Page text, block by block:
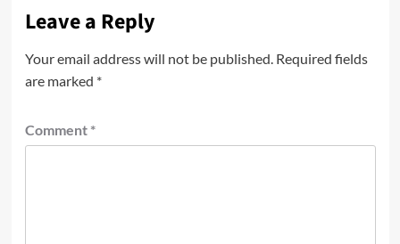
Leave a Reply
Your email address will not be published. Required fields
are marked *
Comment *